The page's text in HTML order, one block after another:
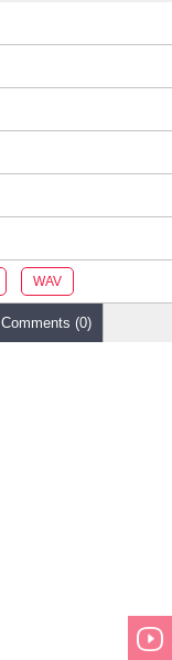
WAV
Comments (0)